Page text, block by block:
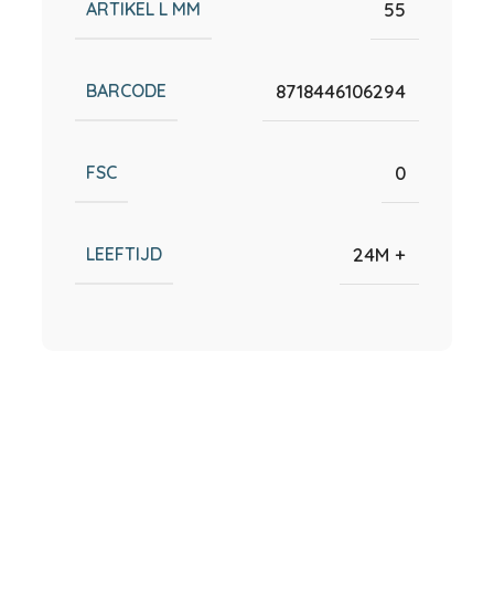
ARTIKEL L MM 55
BARCODE 8718446106294
FSC 0
LEEFTIJD 24M +